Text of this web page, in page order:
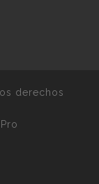
derechos